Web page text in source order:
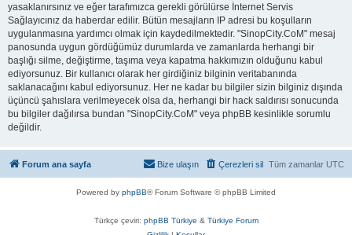
yasaklanırsınız ve eğer tarafımızca gerekli görülürse İnternet Servis
Sağlayıcınız da haberdar edilir. Bütün mesajların IP adresi bu koşulların
uygulanmasına yardımcı olmak için kaydedilmektedir. "SinopCity.CoM" mesaj
panosunda uygun gördüğümüz durumlarda ve zamanlarda herhangi bir
başlığı silme, değiştirme, taşıma veya kapatma hakkımızın olduğunu kabul
ediyorsunuz. Bir kullanıcı olarak her girdiğiniz bilginin veritabanında
saklanacağını kabul ediyorsunuz. Her ne kadar bu bilgiler sizin bilginiz dışında
üçüncü şahıslara verilmeyecek olsa da, herhangi bir hack saldırısı sonucunda
bu bilgiler dağılırsa bundan "SinopCity.CoM" veya phpBB kesinlikle sorumlu
değildir.
Forum ana sayfa Tüm zamanlar UTC
Çerezleri sil
Bize ulaşın
Powered by phpBB® Forum Software © phpBB Limited
Türkçe çeviri: phpBB Türkiye & Türkiye Forum